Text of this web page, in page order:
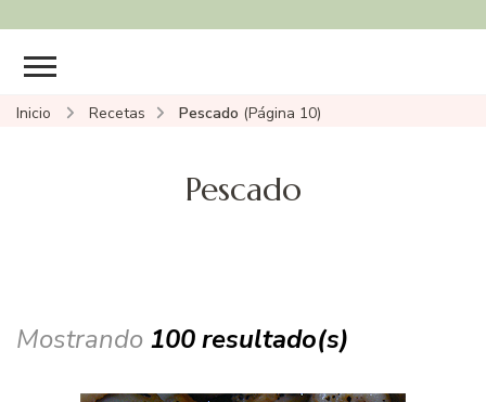
Inicio Recetas Pescado (Página 10)
Pescado
Mostrando 100 resultado(s)